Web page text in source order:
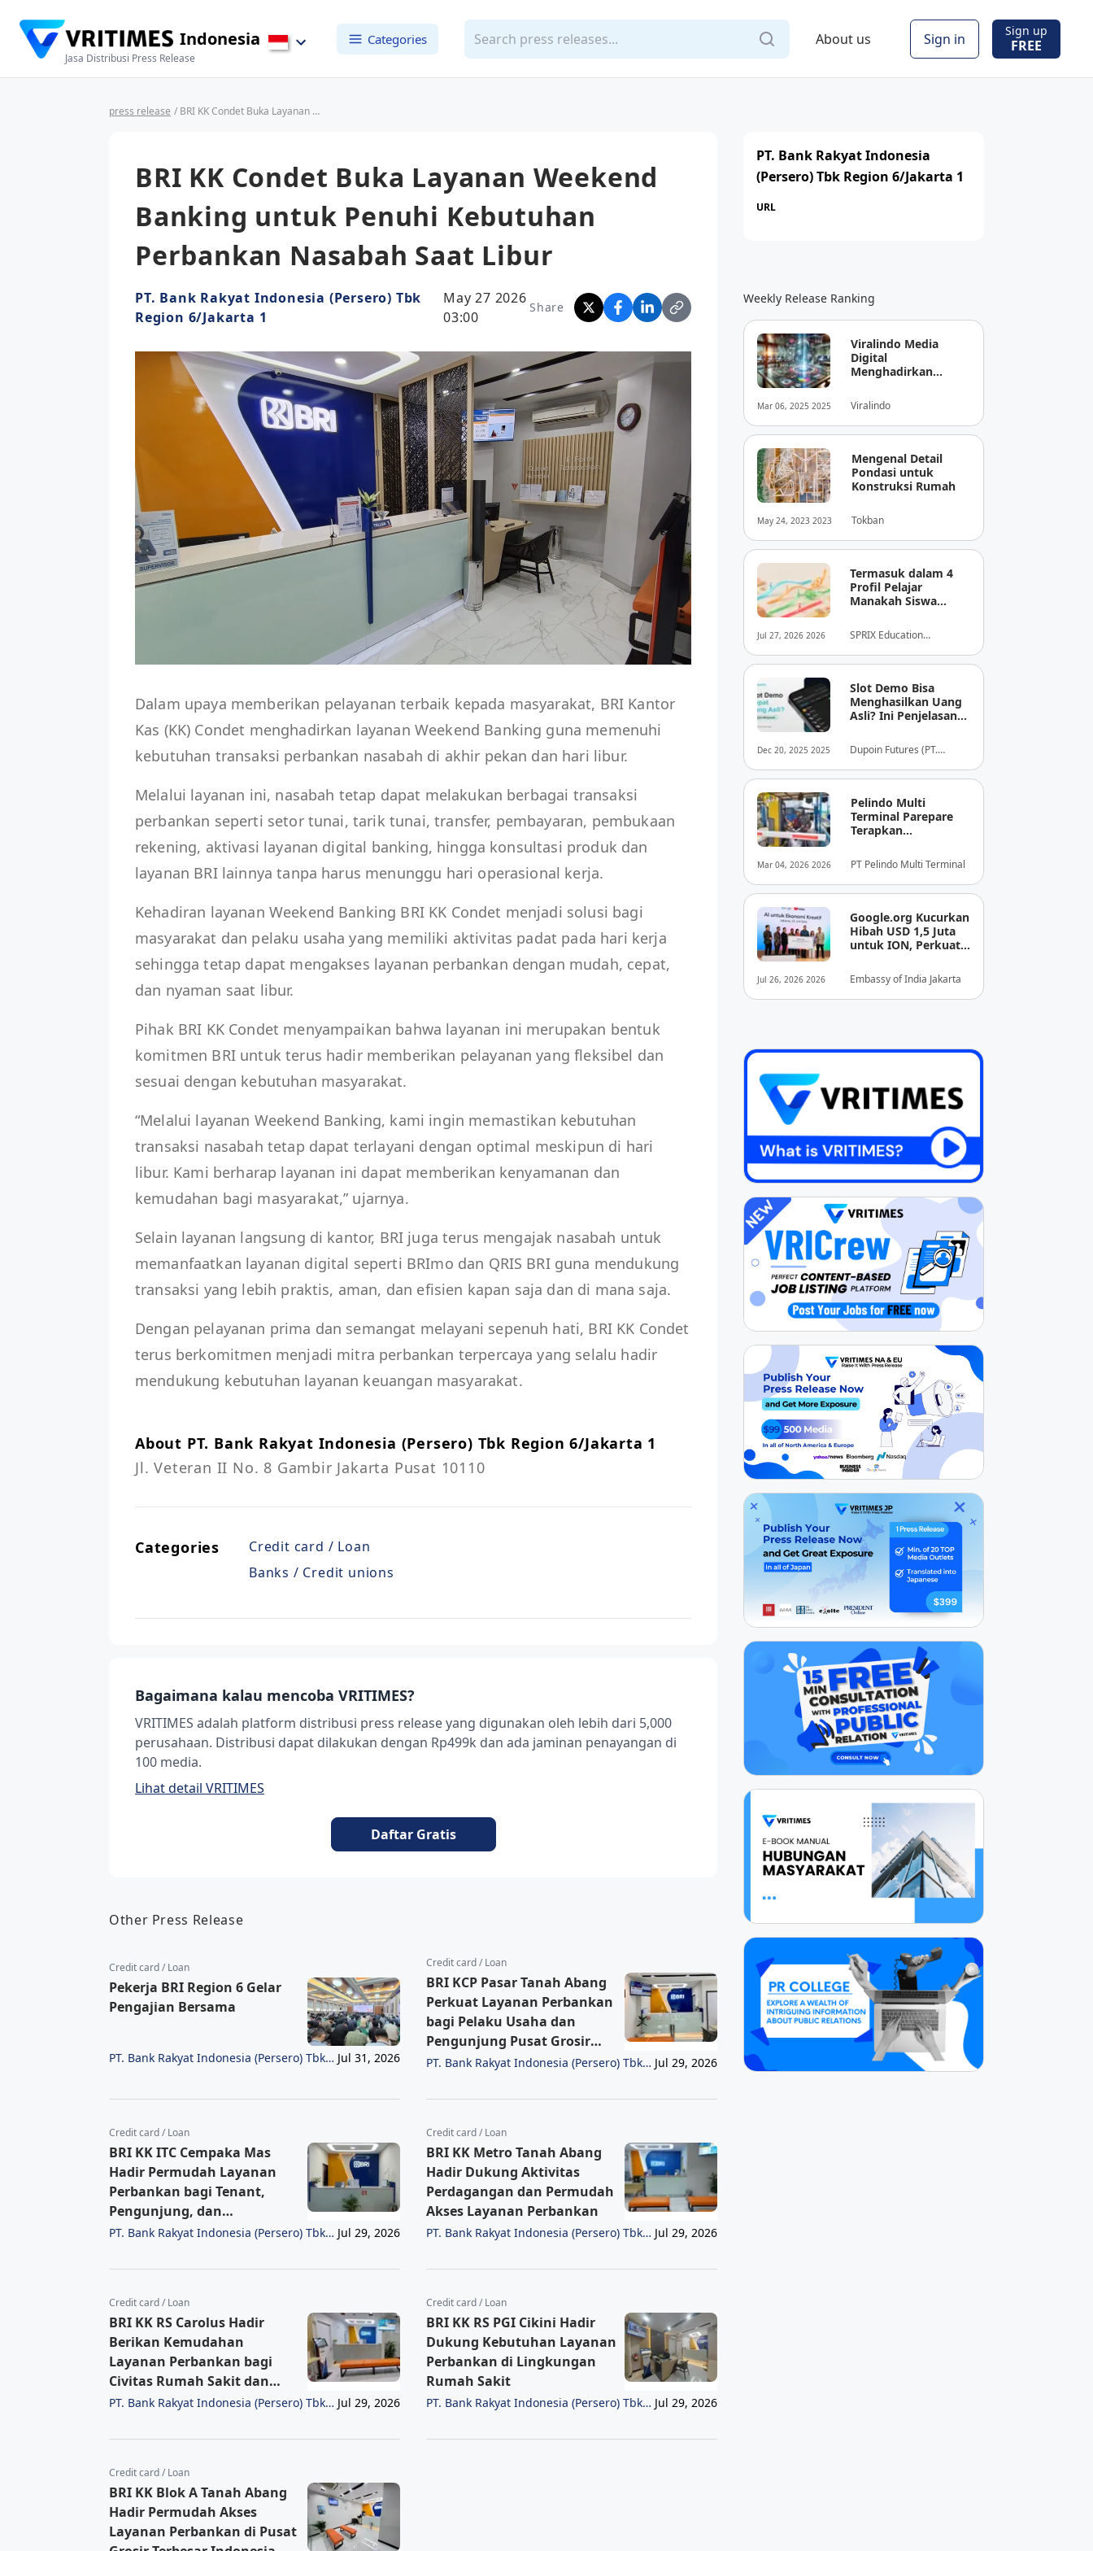
Indonesia
Jasa Distribusi Press Release
Categories About us Sign in Sign up
FREE
press release / BRI KK Condet Buka Layanan Weekend Banking untuk Penuhi Kebutuhan Perbankan Nasabah Saat Libur
BRI KK Condet Buka Layanan Weekend
Banking untuk Penuhi Kebutuhan
Perbankan Nasabah Saat Libur
PT. Bank Rakyat Indonesia (Persero) Tbk
Region 6/Jakarta 1
May 27 2026
03:00
Share
Dalam upaya memberikan pelayanan terbaik kepada masyarakat, BRI Kantor
Kas (KK) Condet menghadirkan layanan Weekend Banking guna memenuhi
kebutuhan transaksi perbankan nasabah di akhir pekan dan hari libur.
Melalui layanan ini, nasabah tetap dapat melakukan berbagai transaksi
perbankan seperti setor tunai, tarik tunai, transfer, pembayaran, pembukaan
rekening, aktivasi layanan digital banking, hingga konsultasi produk dan
layanan BRI lainnya tanpa harus menunggu hari operasional kerja.
Kehadiran layanan Weekend Banking BRI KK Condet menjadi solusi bagi
masyarakat dan pelaku usaha yang memiliki aktivitas padat pada hari kerja
sehingga tetap dapat mengakses layanan perbankan dengan mudah, cepat,
dan nyaman saat libur.
Pihak BRI KK Condet menyampaikan bahwa layanan ini merupakan bentuk
komitmen BRI untuk terus hadir memberikan pelayanan yang fleksibel dan
sesuai dengan kebutuhan masyarakat.
“Melalui layanan Weekend Banking, kami ingin memastikan kebutuhan
transaksi nasabah tetap dapat terlayani dengan optimal meskipun di hari
libur. Kami berharap layanan ini dapat memberikan kenyamanan dan
kemudahan bagi masyarakat,” ujarnya.
Selain layanan langsung di kantor, BRI juga terus mengajak nasabah untuk
memanfaatkan layanan digital seperti BRImo dan QRIS BRI guna mendukung
transaksi yang lebih praktis, aman, dan efisien kapan saja dan di mana saja.
Dengan pelayanan prima dan semangat melayani sepenuh hati, BRI KK Condet
terus berkomitmen menjadi mitra perbankan terpercaya yang selalu hadir
mendukung kebutuhan layanan keuangan masyarakat.
About PT. Bank Rakyat Indonesia (Persero) Tbk Region 6/Jakarta 1
Jl. Veteran II No. 8 Gambir Jakarta Pusat 10110
Categories
Credit card / Loan
Banks / Credit unions
Bagaimana kalau mencoba VRITIMES?
VRITIMES adalah platform distribusi press release yang digunakan oleh lebih dari 5,000
perusahaan. Distribusi dapat dilakukan dengan Rp499k dan ada jaminan penayangan di
100 media.
Lihat detail VRITIMES
Daftar Gratis
Other Press Release
Credit card / Loan
Pekerja BRI Region 6 Gelar
Pengajian Bersama
PT. Bank Rakyat Indonesia (Persero) Tbk
Jul 31, 2026
Credit card / Loan
BRI KCP Pasar Tanah Abang
Perkuat Layanan Perbankan
bagi Pelaku Usaha dan
Pengunjung Pusat Grosir
Terbesar di Indonesia
PT. Bank Rakyat Indonesia (Persero) Tbk
Jul 29, 2026
Credit card / Loan
BRI KK ITC Cempaka Mas
Hadir Permudah Layanan
Perbankan bagi Tenant,
Pengunjung, dan
Masyarakat
PT. Bank Rakyat Indonesia (Persero) Tbk
Jul 29, 2026
Credit card / Loan
BRI KK Metro Tanah Abang
Hadir Dukung Aktivitas
Perdagangan dan Permudah
Akses Layanan Perbankan
PT. Bank Rakyat Indonesia (Persero) Tbk
Jul 29, 2026
Credit card / Loan
BRI KK RS Carolus Hadir
Berikan Kemudahan
Layanan Perbankan bagi
Civitas Rumah Sakit dan
Masyarakat
PT. Bank Rakyat Indonesia (Persero) Tbk
Jul 29, 2026
Credit card / Loan
BRI KK RS PGI Cikini Hadir
Dukung Kebutuhan Layanan
Perbankan di Lingkungan
Rumah Sakit
PT. Bank Rakyat Indonesia (Persero) Tbk
Jul 29, 2026
Credit card / Loan
BRI KK Blok A Tanah Abang
Hadir Permudah Akses
Layanan Perbankan di Pusat
PT. Bank Rakyat Indonesia
(Persero) Tbk Region 6/Jakarta 1
URL
Weekly Release Ranking
Mar 06, 2025 2025
Viralindo Media
Digital
Menghadirkan
Dunia Media Digital
Indonesia
Viralindo
May 24, 2023 2023
Mengenal Detail
Pondasi untuk
Konstruksi Rumah
Tokban
Jul 27, 2026 2026
Termasuk dalam 4
Profil Pelajar
Manakah Siswa
Perilaku
Tersembunyi Saat
Ujian Melalui Data
Digital
SPRIX Education
Dec 20, 2025 2025
Slot Demo Bisa
Menghasilkan Uang
Asli? Ini Penjelasan
Dupoin Futures (PT.
Mar 04, 2026 2026
Pelindo Multi
Terminal Parepare
Terapkan
Nontunai di Pintu
Masuk Pelabuhan
Nusantara
PT Pelindo Multi Terminal
Jul 26, 2026 2026
Google.org Kucurkan
Hibah USD 1,5 Juta
untuk ION, Perkuat
Perdagangan Digital
Terbuka Indonesia
Embassy of India Jakarta